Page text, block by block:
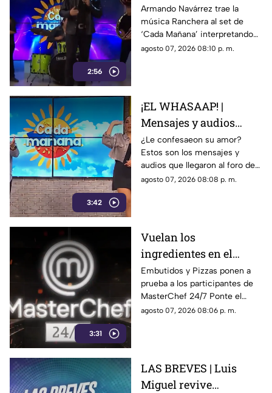
2:56
'Corazón en modo
Avión' EN VIVO
Armando Navárrez trae la
música Ranchera al set de
‘Cada Mañana’ interpretando
su canción ‘Corazón en modo
agosto 07, 2026 08:10 p. m.
3:42
¡EL WHASAAP! |
Mensajes y audios
llegaron al foro de
'Cada mañana'; parte 1
¿Le confesaeon su amor?
Estos son los mensajes y
audios que llegaron al foro de
‘Cada mañana’ estuvieron
agosto 07, 2026 08:08 p. m.
3:31
Vuelan los
ingredientes en el
programa MasterChef
24/7
Embutidos y Pizzas ponen a
prueba a los participantes de
MasterChef 24/7 Ponte el
delantal y degusta junto a
agosto 07, 2026 08:06 p. m.
LAS BREVES | Luis
Miguel revive